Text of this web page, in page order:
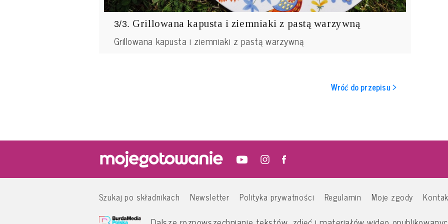
3/3. Grillowana kapusta i ziemniaki z pastą warzywną
Grillowana kapusta i ziemniaki z pastą warzywną
Wróć do przepisu >
Szukaj po składnikach Newsletter Polityka prywatności Regulamin Moje zgody